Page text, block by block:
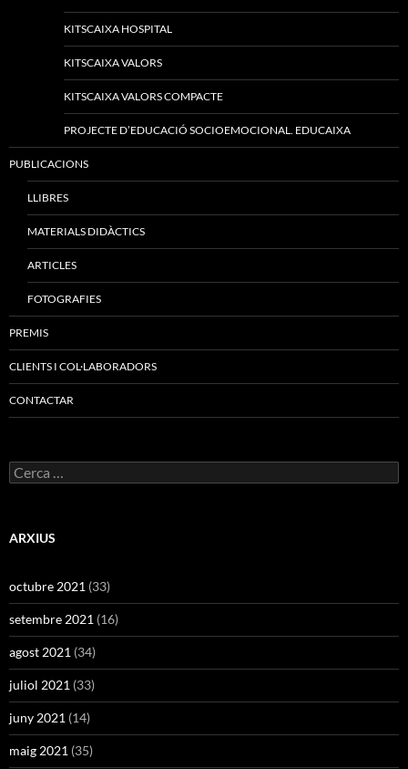
KITSCAIXA HOSPITAL
KITSCAIXA VALORS
KITSCAIXA VALORS COMPACTE
PROJECTE D’EDUCACIÓ SOCIOEMOCIONAL. EDUCAIXA
PUBLICACIONS
LLIBRES
MATERIALS DIDÀCTICS
ARTICLES
FOTOGRAFIES
PREMIS
CLIENTS I COL·LABORADORS
CONTACTAR
Cerca:
ARXIUS
octubre 2021 (33)
setembre 2021 (16)
agost 2021 (34)
juliol 2021 (33)
juny 2021 (14)
maig 2021 (35)